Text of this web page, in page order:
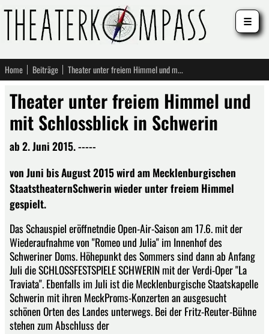
Home Beiträge Theater unter freiem Himmel und mit Schlossblick in Schwerin
Theater unter freiem Himmel und
mit Schlossblick in Schwerin
ab 2. Juni 2015. -----
von Juni bis August 2015 wird am Mecklenburgischen
StaatstheaternSchwerin wieder unter freiem Himmel
gespielt.
Das Schauspiel eröffnetndie Open-Air-Saison am 17.6. mit der
Wiederaufnahme von "Romeo und Julia" im Innenhof des
Schweriner Doms. Höhepunkt des Sommers sind dann ab Anfang
Juli die SCHLOSSFESTSPIELE SCHWERIN mit der Verdi-Oper "La
Traviata". Ebenfalls im Juli ist die Mecklenburgische Staatskapelle
Schwerin mit ihren MeckProms-Konzerten an ausgesucht
schönen Orten des Landes unterwegs. Bei der Fritz-Reuter-Bühne
stehen zum Abschluss der
☰